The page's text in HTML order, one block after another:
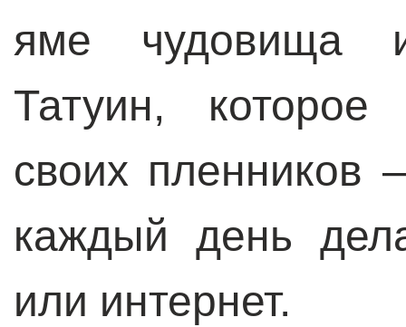
яме чудовища
Татуин, которое
своих пленников
каждый день
или интернет.